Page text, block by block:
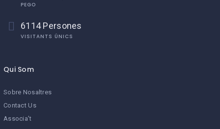
PEGO
6114 Persones
VISITANTS ÚNICS
Qui Som
Sobre Nosaltres
Contact Us
Associa’t